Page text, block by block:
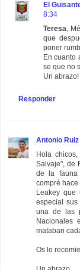
El
8:34
Teresa,
que
poner
En cuanto
se que no
Un abrazo!
Responder
Antonio Ruiz
Hola
Salvaje", de
de la fauna
compré
Leakey
especial
una de las
Nacionales
mataban
Os lo